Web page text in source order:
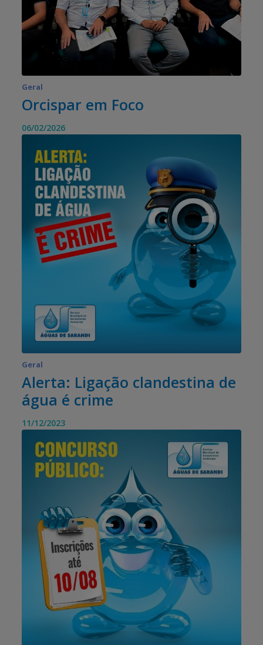
Geral
Orcispar em Foco
06/02/2026
Geral
Alerta: Ligação clandestina de
água é crime
11/12/2023